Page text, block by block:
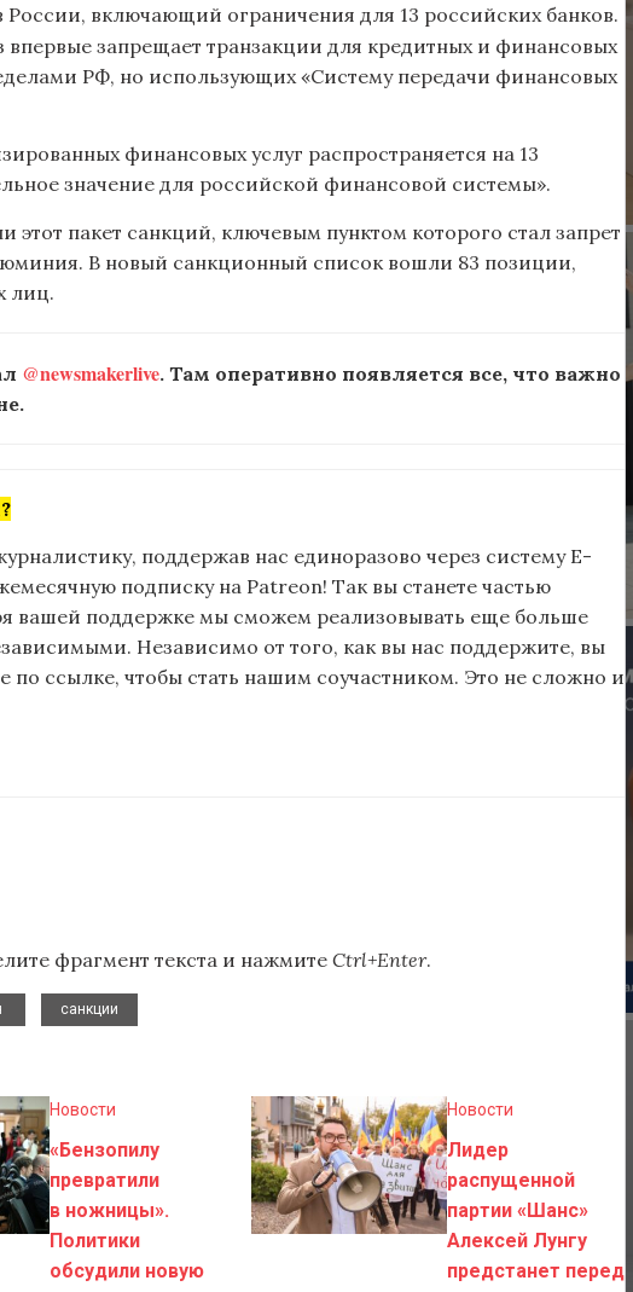
России, включающий ограничения для 13 российских банков.
впервые запрещает транзакции для кредитных и финансовых
РФ, но использующих «Систему передачи финансовых
финансовых услуг распространяется на 13
значение для российской финансовой системы».
пакет санкций, ключевым пунктом которого стал запрет
В новый санкционный список вошли 83 позиции,
лиц.
@newsmakerlive. Там оперативно появляется все, что важно
поддержав нас единоразово через систему E-
подписку на Patreon! Так вы станете частью
вашей поддержке мы сможем реализовывать еще больше
Независимо от того, как вы нас поддержите, вы
по ссылке, чтобы стать нашим соучастником. Это не сложно и
фрагмент текста и нажмите Ctrl+Enter.
санкции
Новости
«Бензопилу
превратили
в ножницы».
Политики
обсудили новую
Новости
Лидер
распущенной
партии «Шанс»
Алексей Лунгу
предстанет перед